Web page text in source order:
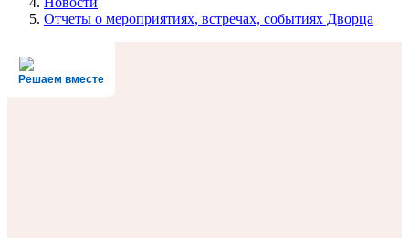
Отчеты о мероприятиях, встречах, событиях Дворца
Решаем вместе